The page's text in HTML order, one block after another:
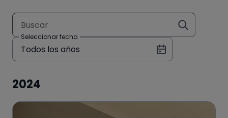
Seleccionar fecha
Todos los años
Buscar
2024